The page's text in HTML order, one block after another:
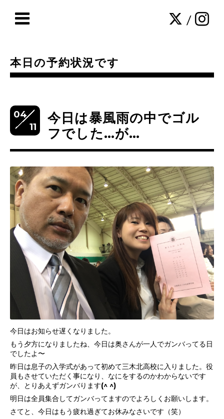
/
本日の予約状況です
04
11
今日は暴風雨の中でゴル
フでした…が…
今日はお知らせ遅くなりました。
もう夕方になりましたね、今日は奥さんが一人でガンバってる日
でしたよ〜
昨日は息子の入学式があって初めて三木北高校に入りました。役
員もさせていただく事になり、なにをするのかわからないです
が、とりあえずガンバります(^ ^)
明日は全員集合してガンバってますのでよろしくお願いします。
さてと、今日はもう疲れ過ぎてお休みなさいです（笑）